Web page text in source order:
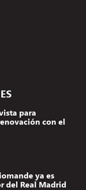
para
con el
ya es
del Real Madrid